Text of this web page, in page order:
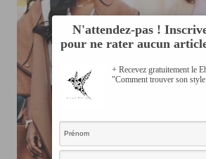
N'attendez-pas !
pour ne rater aucun
+ Recevez gratuitement le
"Comment trouver son style